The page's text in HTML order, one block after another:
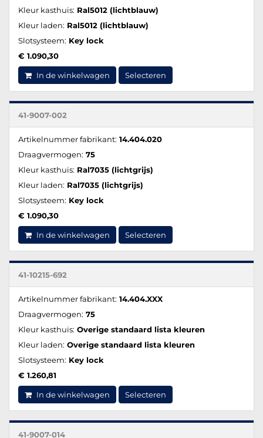
Kleur kasthuis: Ral5012 (lichtblauw)
Kleur laden: Ral5012 (lichtblauw)
Slotsysteem: Key lock
€ 1.090,30
In de winkelwagen Selecteren
41-9007-002
Artikelnummer fabrikant: 14.404.020
Draagvermogen: 75
Kleur kasthuis: Ral7035 (lichtgrijs)
Kleur laden: Ral7035 (lichtgrijs)
Slotsysteem: Key lock
€ 1.090,30
In de winkelwagen Selecteren
41-10215-692
Artikelnummer fabrikant: 14.404.XXX
Draagvermogen: 75
Kleur kasthuis: Overige standaard lista kleuren
Kleur laden: Overige standaard lista kleuren
Slotsysteem: Key lock
€ 1.260,81
In de winkelwagen Selecteren
41-9007-014